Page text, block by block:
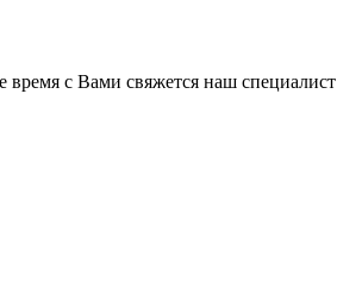
с Вами свяжется наш специалист